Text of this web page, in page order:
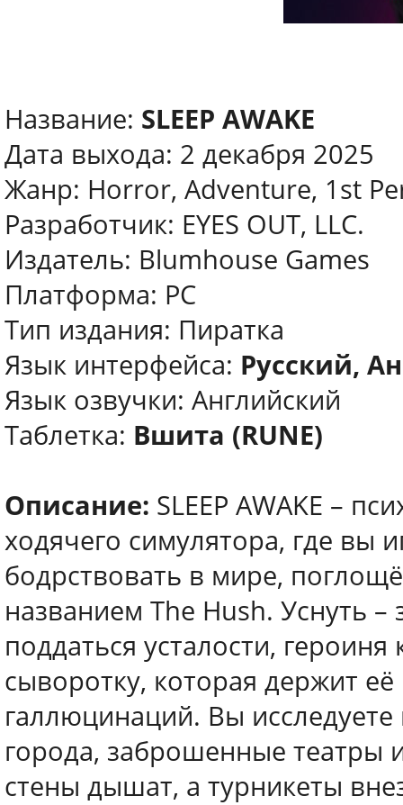
Название: SLEEP AWAKE
Дата выхода: 2 декабря 2025
Жанр: Horror, Adventure, 1st
Разработчик: EYES OUT, LLC.
Издатель: Blumhouse Games
Платформа: PC
Тип издания: Пиратка
Язык интерфейса: Русский,
Язык озвучки: Английский
Таблетка: Вшита (RUNE)
Описание: SLEEP AWAKE –
ходячего симулятора, где вы
бодрствовать в мире,
названием The Hush. Уснуть
поддаться усталости,
сыворотку, которая держит
галлюцинаций. Вы
города, заброшенные театры
стены дышат, а турникеты